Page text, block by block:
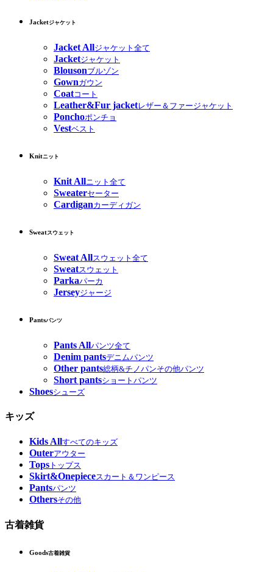
Jacketジャケット
Jacket Allジャケット全て
Jacketジャケット
Blousonブルゾン
Gownガウン
Coatコート
Leather&Fur jacketレザー＆ファージャケット
Ponchoポンチョ
Vestベスト
Knitニット
Knit Allニット全て
Sweaterセーター
Cardiganカーディガン
Sweatスウェット
Sweat Allスウェット全て
Sweatスウェット
Parkaパーカ
Jerseyジャージ
Pantsパンツ
Pants Allパンツ全て
Denim pantsデニムパンツ
Other pants総柄&チノパンその他パンツ
Short pantsショートパンツ
Shoesシューズ
キッズ
Kids Allすべてのキッズ
Outerアウター
Tops トップス
Skirt&Onepieceスカート＆ワンピース
Pantsパンツ
Othersその他
古着雑貨
Goods古着雑貨